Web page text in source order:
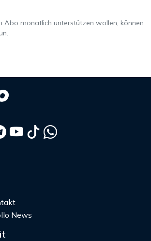
Abo monatlich unterstützen wollen, können
News